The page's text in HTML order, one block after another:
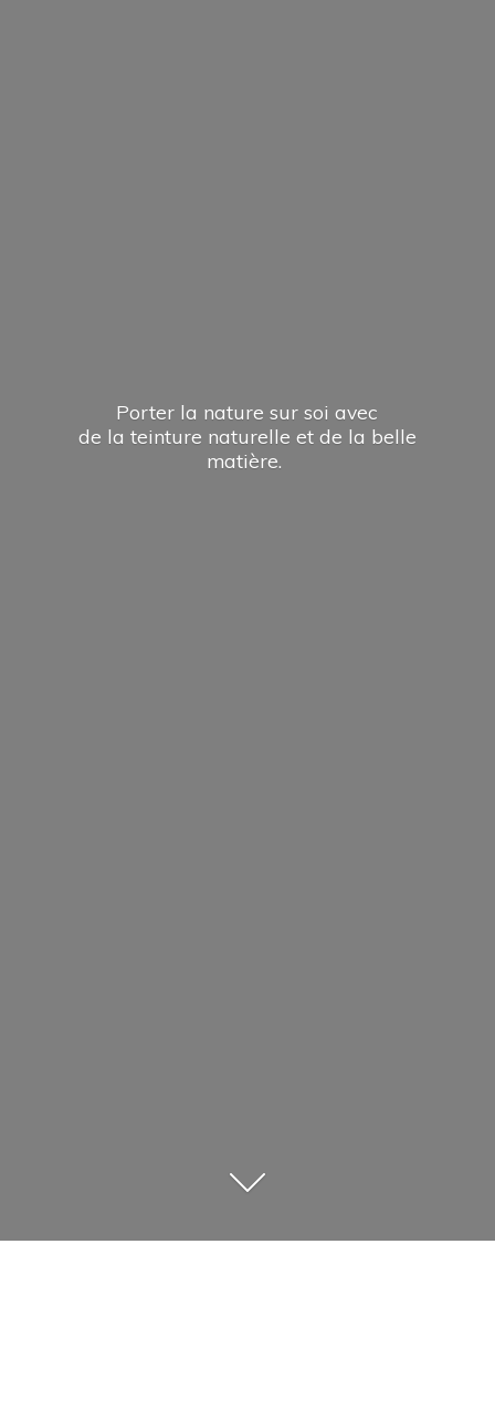
Porter la nature sur soi avec
de la teinture naturelle et de la belle
matière.